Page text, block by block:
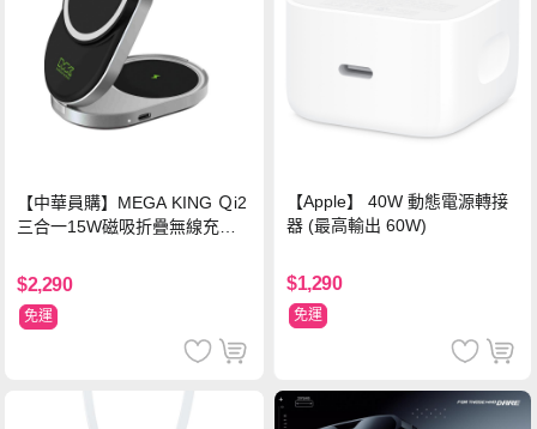
【中華員購】MEGA KING Ｑi2
三合一15W磁吸折疊無線充電
$2,290
免運
【Apple】 40W 動態電源轉接
器 (最高輸出 60W)
$1,290
免運